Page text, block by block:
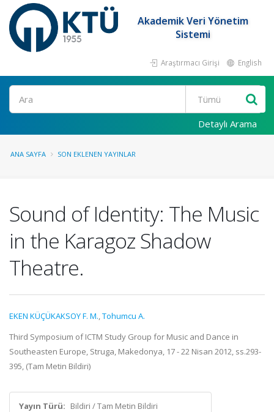
Akademik Veri Yönetim
Sistemi
Araştırmacı Girişi English
Ara
Detaylı Arama
ANA SAYFA SON EKLENEN YAYINLAR
Sound of Identity: The Music
in the Karagoz Shadow
Theatre.
EKEN KÜÇÜKAKSOY F. M.,Tohumcu A.
Third Symposium of ICTM Study Group for Music and Dance in
Southeasten Europe, Struga, Makedonya, 17 - 22 Nisan 2012, ss.293-
395, (Tam Metin Bildiri)
Yayın Türü: Bildiri / Tam Metin Bildiri